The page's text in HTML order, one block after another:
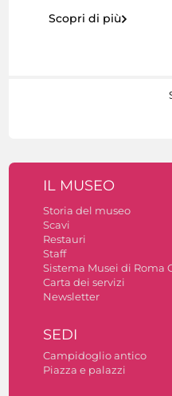
Scopri di più
IL MUSEO
Storia del museo
Scavi
Restauri
Staff
Sistema Musei di Roma
Carta dei servizi
Newsletter
SEDI
Campidoglio antico
Piazza e palazzi